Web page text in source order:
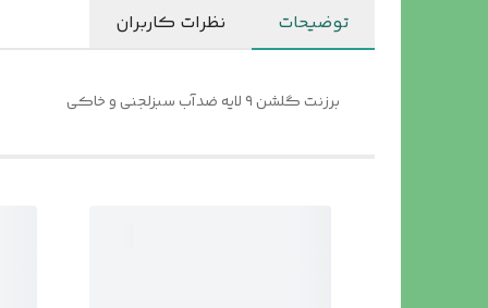
توضیحات نظرات کاربران
برزنت گلشن ۹ لایه ضدآب سبزلجنی و خاکی